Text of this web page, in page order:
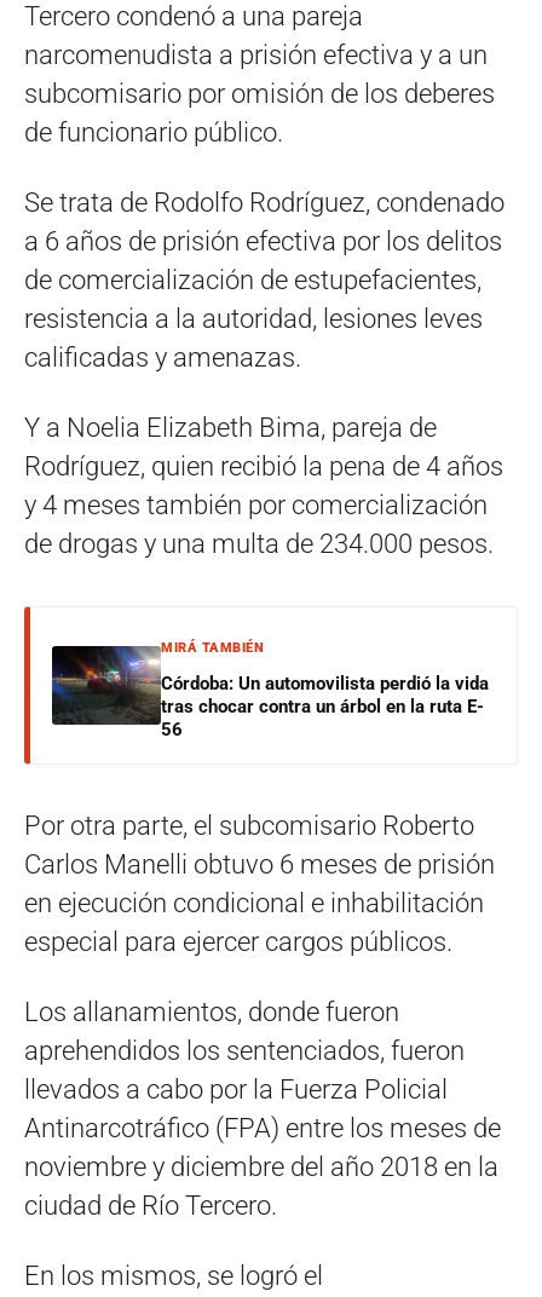
Tercero condenó a una pareja
narcomenudista a prisión efectiva y a un
subcomisario por omisión de los deberes
de funcionario público.
Se trata de Rodolfo Rodríguez, condenado
a 6 años de prisión efectiva por los delitos
de comercialización de estupefacientes,
resistencia a la autoridad, lesiones leves
calificadas y amenazas.
Y a Noelia Elizabeth Bima, pareja de
Rodríguez, quien recibió la pena de 4 años
y 4 meses también por comercialización
de drogas y una multa de 234.000 pesos.
MIRÁ TAMBIÉN
Córdoba: Un automovilista perdió la vida
tras chocar contra un árbol en la ruta E-
56
Por otra parte, el subcomisario Roberto
Carlos Manelli obtuvo 6 meses de prisión
en ejecución condicional e inhabilitación
especial para ejercer cargos públicos.
Los allanamientos, donde fueron
aprehendidos los sentenciados, fueron
llevados a cabo por la Fuerza Policial
Antinarcotráfico (FPA) entre los meses de
noviembre y diciembre del año 2018 en la
ciudad de Río Tercero.
En los mismos, se logró el